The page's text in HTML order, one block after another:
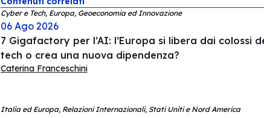
Cyber e Tech, Europa, Geoeconomia ed Innovazione
06 Ago 2026
7 Gigafactory per l’AI: l’Europa si libera dai colossi
tech o crea una nuova dipendenza?
Caterina Franceschini
Italia ed Europa, Relazioni Internazionali, Stati Uniti e Nord America